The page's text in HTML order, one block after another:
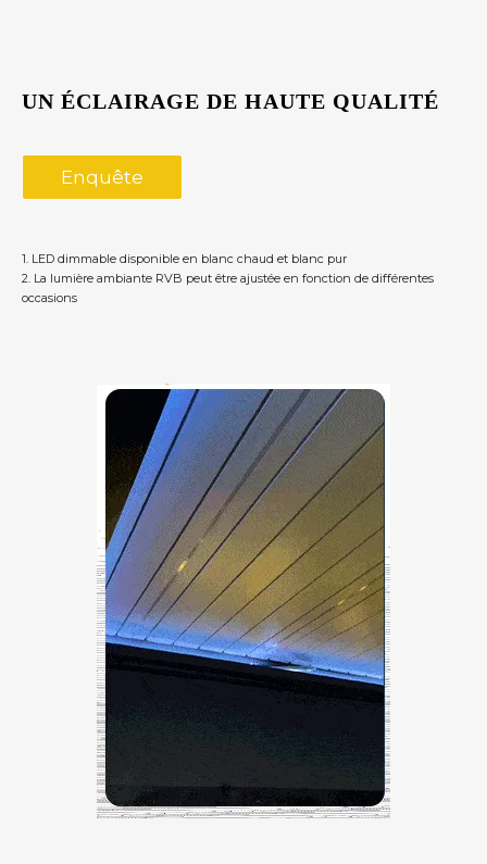
UN ÉCLAIRAGE DE HAUTE QUALITÉ
Enquête
1. LED dimmable disponible en blanc chaud et blanc pur
2. La lumière ambiante RVB peut être ajustée en fonction de différentes
occasions